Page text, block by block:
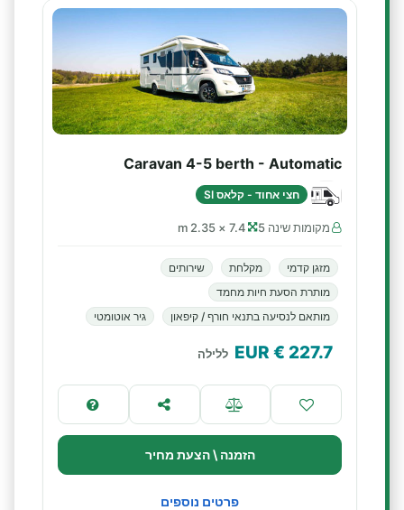
Caravan 4-5 berth - Automatic
חצי אחוד - קלאס SI
מקומות שינה 5 7.4 × 2.35 m
מזגן קדמי מקלחת
שירותים
מותרת הסעת חיות מחמד
מותאם לנסיעה בתנאי חורף / קיפאון
גיר אוטומטי
227.7
€ EUR ללילה
הזמנה \ הצעת מחיר
פרטים נוספים